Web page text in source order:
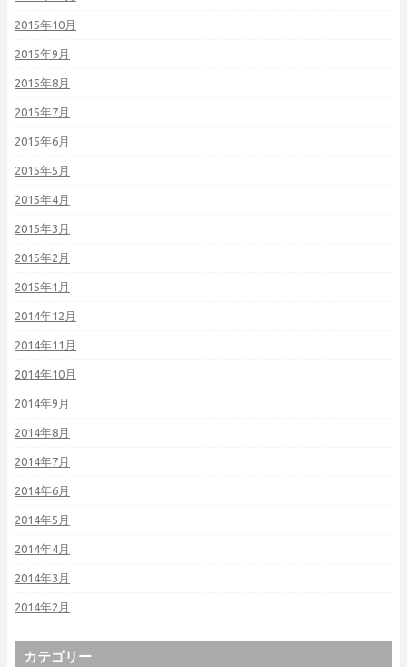
2015年10月
2015年9月
2015年8月
2015年7月
2015年6月
2015年5月
2015年4月
2015年3月
2015年2月
2015年1月
2014年12月
2014年11月
2014年10月
2014年9月
2014年8月
2014年7月
2014年6月
2014年5月
2014年4月
2014年3月
2014年2月
カテゴリー